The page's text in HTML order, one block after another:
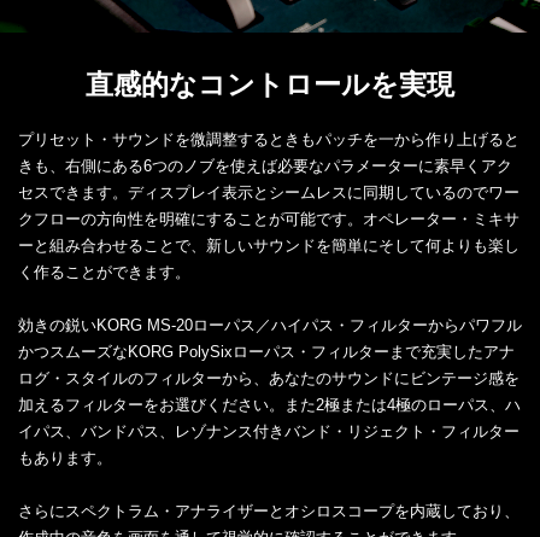
直感的なコントロールを実現
プリセット・サウンドを微調整するときもパッチを一から作り上げると
きも、右側にある6つのノブを使えば必要なパラメーターに素早くアク
セスできます。ディスプレイ表示とシームレスに同期しているのでワー
クフローの方向性を明確にすることが可能です。オペレーター・ミキサ
ーと組み合わせることで、新しいサウンドを簡単にそして何よりも楽し
く作ることができます。
効きの鋭いKORG MS-20ローパス／ハイパス・フィルターからパワフル
かつスムーズなKORG PolySixローパス・フィルターまで充実したアナ
ログ・スタイルのフィルターから、あなたのサウンドにビンテージ感を
加えるフィルターをお選びください。また2極または4極のローパス、ハ
イパス、バンドパス、レゾナンス付きバンド・リジェクト・フィルター
もあります。
さらにスペクトラム・アナライザーとオシロスコープを内蔵しており、